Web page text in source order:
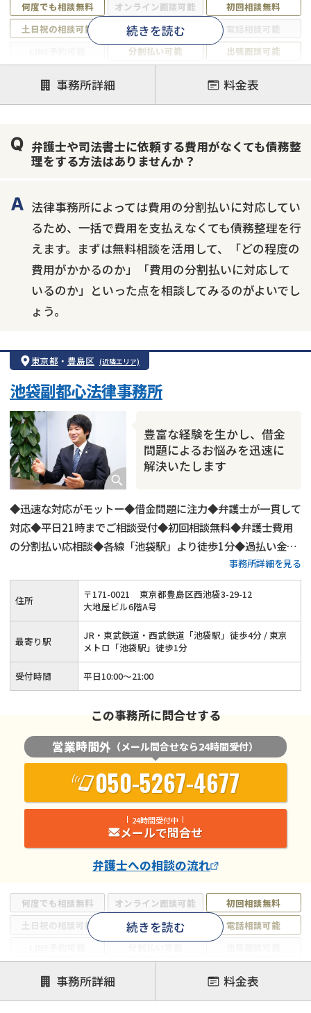
何度でも相談無料 オンライン面談可能
初回相談無料
土日祝の相談可能
19時以降電話可能
電話相談可能
分割払い可能
出張面談可能
個人再生
時効援用
過払い金返還請求
会社破産・法人破産
住宅ローン
続きを読む
事務所詳細 料金表
弁護士や司法書士に依頼する費用がなくても債務整
理をする方法はありませんか？
法律事務所によっては費用の分割払いに対応してい
るため、一括で費用を支払えなくても債務整理を行
えます。まずは無料相談を活用して、「どの程度の
費用がかかるのか」「費用の分割払いに対応して
いるのか」といった点を相談してみるのがよいでし
ょう。
東京都 ・ 豊島区 (近隣エリア)
豊富な経験を生かし、借金
問題によるお悩みを迅速に
解決いたします
池袋副都心法律事務所
◆迅速な対応がモットー◆借金問題に注力◆弁護士が一貫して
対応◆平日21時までご相談受付◆初回相談無料◆弁護士費用
の分割払い応相談◆各線「池袋駅」より徒歩1分◆過払い金返
事務所詳細を見る
何度でも相談無料 オンライン面談可能
初回相談無料
土日祝の相談可能
19時以降電話可能
電話相談可能
続きを読む
住所 〒171-0021
東京都豊島区西池袋3-29-12
大地屋ビル6階A号
最寄り駅
JR・東武鉄道・西武鉄道「池袋駅」徒歩4分 / 東京
メトロ「池袋駅」徒歩1分
受付時間 平日10:00～21:00
この事務所に問合せする
営業時間外 （メール問合せなら24時間受付）
050-5267-4677
24時間受付中
メールで問合せ
弁護士への相談の流れ
事務所詳細 料金表